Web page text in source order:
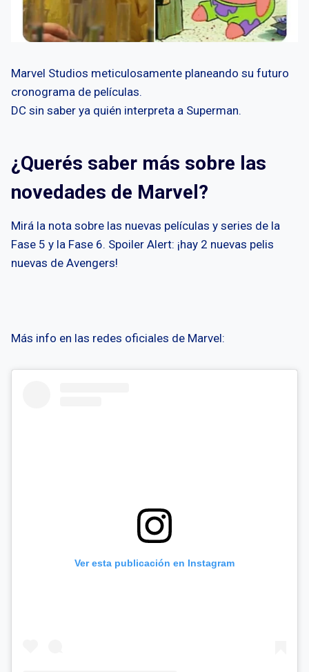
Marvel Studios meticulosamente planeando su futuro
cronograma de películas.
DC sin saber ya quién interpreta a Superman.
¿Querés saber más sobre las
novedades de Marvel?
Mirá la nota sobre las nuevas películas y series de la
Fase 5 y la Fase 6. Spoiler Alert: ¡hay 2 nuevas pelis
nuevas de Avengers!
Más info en las redes oficiales de Marvel:
Ver esta publicación en Instagram